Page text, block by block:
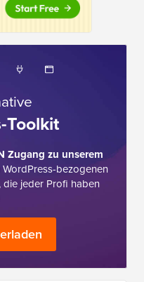
Toolkit
Zugang zu unserem
bezogenen
die jeder Profi haben